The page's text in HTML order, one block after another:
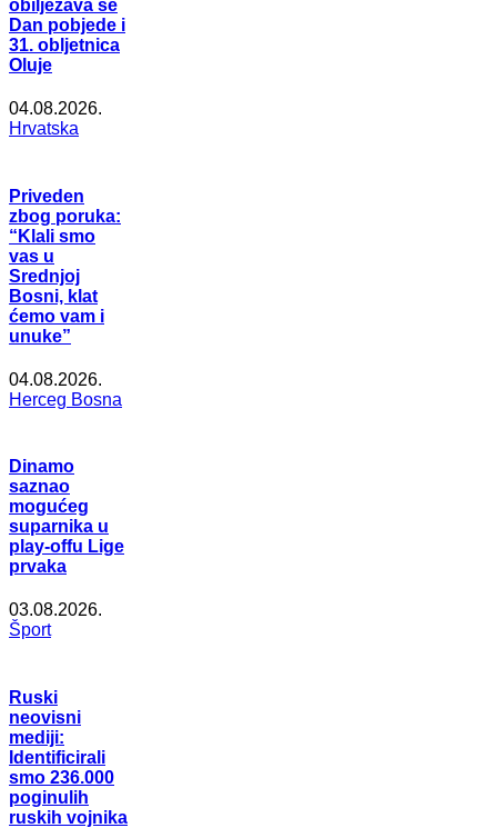
obilježava se
Dan pobjede i
31. obljetnica
Oluje
04.08.2026.
Hrvatska
Priveden
zbog poruka:
“Klali smo
vas u
Srednjoj
Bosni, klat
ćemo vam i
unuke”
04.08.2026.
Herceg Bosna
Dinamo
saznao
mogućeg
suparnika u
play-offu Lige
prvaka
03.08.2026.
Šport
Ruski
neovisni
mediji:
Identificirali
smo 236.000
poginulih
ruskih vojnika